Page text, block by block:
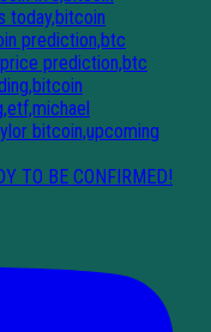
TO BE CONFIRMED!